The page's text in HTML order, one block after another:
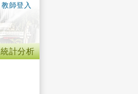
教師登入
統計分析